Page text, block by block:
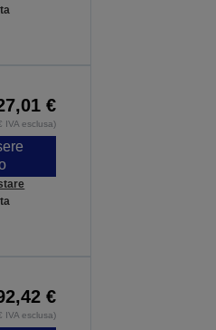
€
IVA esclusa)
€
IVA esclusa)